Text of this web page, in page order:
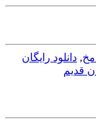
مخ, دانلود رایگان
قدیم